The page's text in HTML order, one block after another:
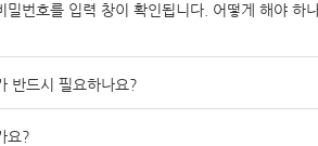
밀번호를 입력 창이 확인됩니다. 어떻게 해야 하
반드시 필요하나요?
요?